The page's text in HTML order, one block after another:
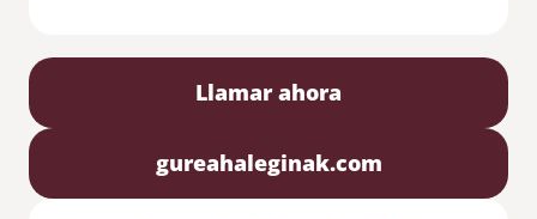
Llamar ahora
gureahaleginak.com